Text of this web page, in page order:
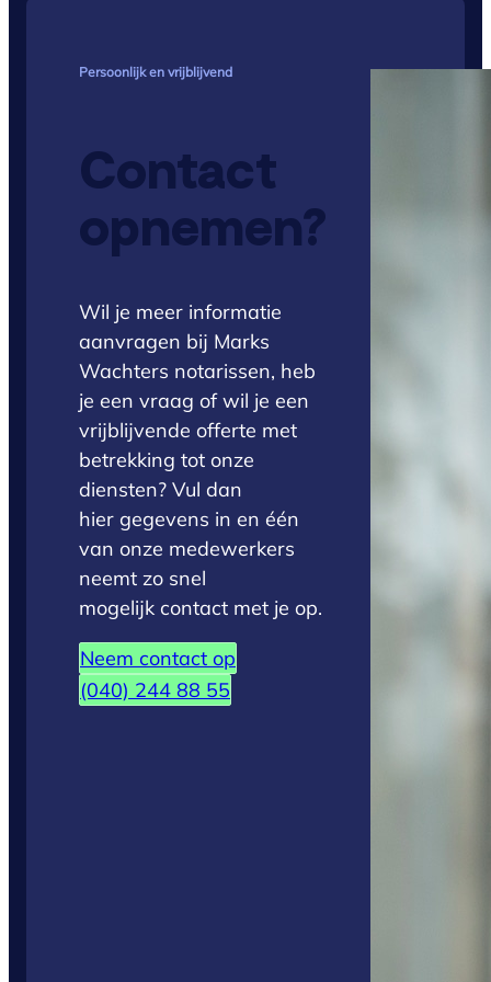
Persoonlijk en vrijblijvend
Contact
opnemen?
Wil je meer informatie
aanvragen bij Marks
Wachters notarissen, heb
je een vraag of wil je een
vrijblijvende offerte met
betrekking tot onze
diensten? Vul dan
hier gegevens in en één
van onze medewerkers
neemt zo snel
mogelijk contact met je op.
Neem contact op
(040) 244 88 55